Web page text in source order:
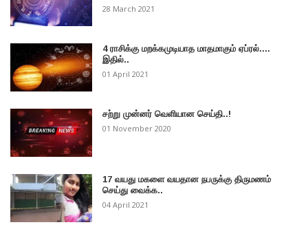
28 March 2021
4 ராசிக்கு மறக்கமுடியாத மாதமாகும் ஏப்ரல்....
இதில்..
01 April 2021
சற்று முன்னர் வெளியான செய்தி..!
01 November 2020
17 வயது மகளை வயதான நபருக்கு திருமணம்
செய்து வைக்க..
04 April 2021